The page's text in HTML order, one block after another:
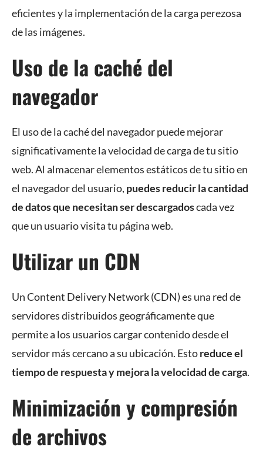
eficientes y la implementación de la carga perezosa
de las imágenes.
Uso de la caché del
navegador
El uso de la caché del navegador puede mejorar
significativamente la velocidad de carga de tu sitio
web. Al almacenar elementos estáticos de tu sitio en
el navegador del usuario, puedes reducir la cantidad
de datos que necesitan ser descargadoscada vez
que un usuario visita tu página web.
Utilizar un CDN
Un Content Delivery Network (CDN) es una red de
servidores distribuidos geográficamente que
permite a los usuarios cargar contenido desde el
servidor más cercano a su ubicación. Estoreduce el
tiempo de respuesta y mejora la velocidad de carga.
Minimización y compresión
de archivos